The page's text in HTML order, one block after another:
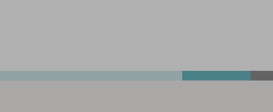
Wann?
Themen